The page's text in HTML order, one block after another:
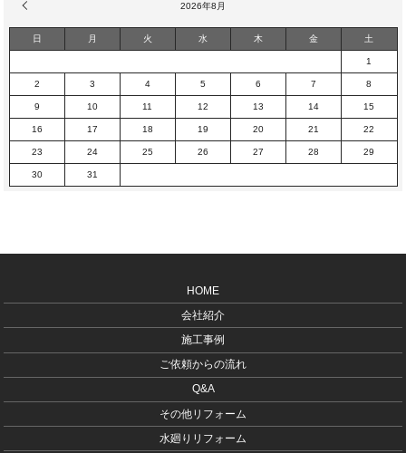
2026年8月
日 月 火 水 木 金 土
1
2 3 4 5 6 7 8
9 10 11 12 13 14 15
16 17 18 19 20 21 22
23 24 25 26 27 28 29
30 31
HOME
会社紹介
施工事例
ご依頼からの流れ
Q&A
その他リフォーム
水廻りリフォーム